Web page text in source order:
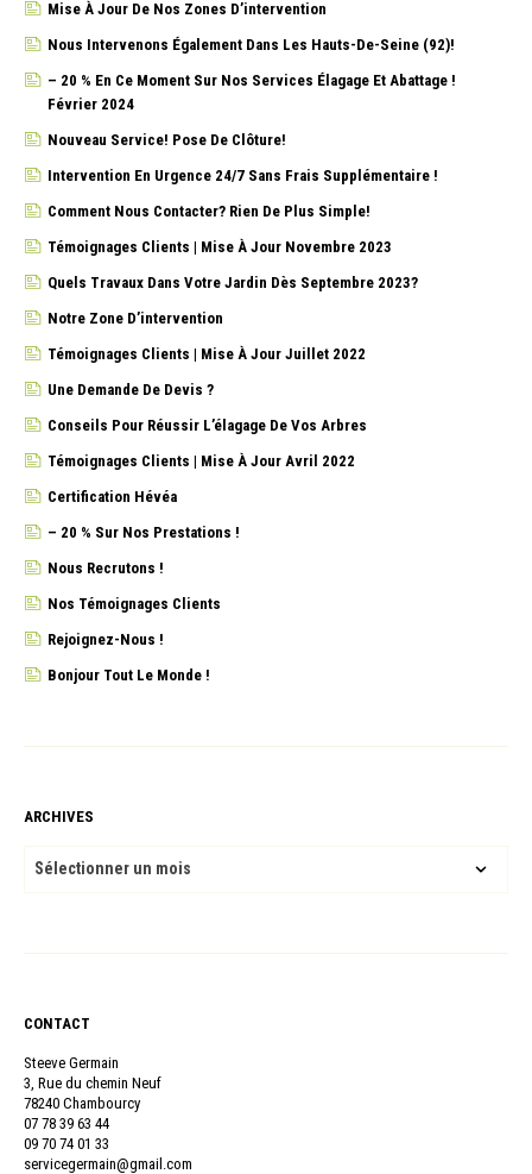
Mise À Jour De Nos Zones D’intervention
Nous Intervenons Également Dans Les Hauts-De-Seine (92)!
– 20 % En Ce Moment Sur Nos Services Élagage Et Abattage !
Février 2024
Nouveau Service! Pose De Clôture!
Intervention En Urgence 24/7 Sans Frais Supplémentaire !
Comment Nous Contacter? Rien De Plus Simple!
Témoignages Clients | Mise À Jour Novembre 2023
Quels Travaux Dans Votre Jardin Dès Septembre 2023?
Notre Zone D’intervention
Témoignages Clients | Mise À Jour Juillet 2022
Une Demande De Devis ?
Conseils Pour Réussir L’élagage De Vos Arbres
Témoignages Clients | Mise À Jour Avril 2022
Certification Hévéa
– 20 % Sur Nos Prestations !
Nous Recrutons !
Nos Témoignages Clients
Rejoignez-Nous !
Bonjour Tout Le Monde !
ARCHIVES
ARCHIVES
CONTACT
Steeve Germain
3, Rue du chemin Neuf
78240 Chambourcy
07 78 39 63 44
09 70 74 01 33
servicegermain@gmail.com